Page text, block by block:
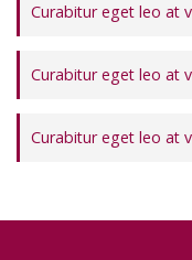
Curabitur eget leo at
Curabitur eget leo at
Curabitur eget leo at